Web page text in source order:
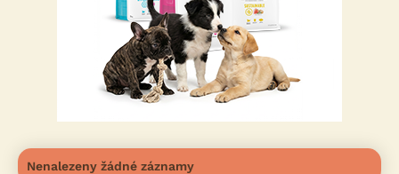
Nenalezeny žádné záznamy